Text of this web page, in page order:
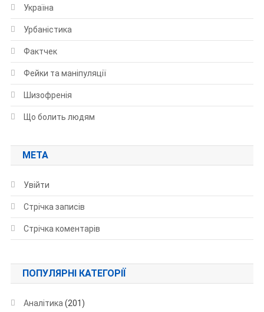
Україна
Урбаністика
Фактчек
Фейки та маніпуляції
Шизофренія
Що болить людям
МЕТА
Увійти
Стрічка записів
Стрічка коментарів
ПОПУЛЯРНІ КАТЕГОРІЇ
Аналітика (201)